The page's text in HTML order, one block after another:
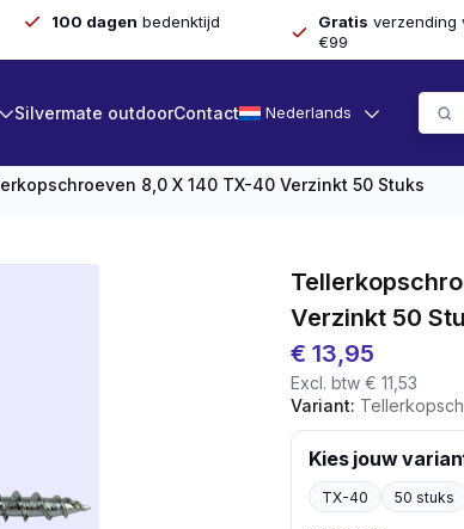
100 dagen bedenktijd Gratis verzending
€99
Silvermate outdoorContact Nederlands
8,0 X 140 TX-40 Verzinkt 50 Stuks
Verzinkt 50
€ 13,95
Excl. btw € 11,53
Variant:
Kies jouw
TX-40 50 stuks